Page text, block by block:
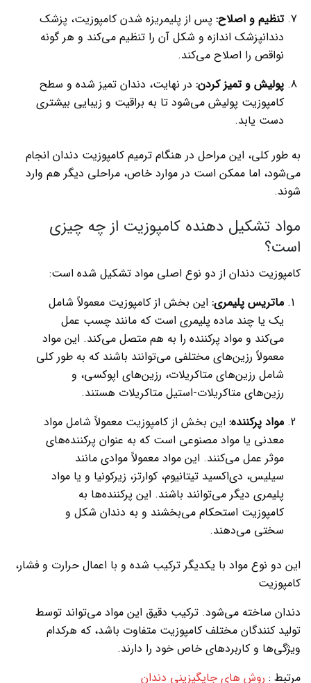
تنظیم و اصلاح: پس از پلیمریزه شدن کامپوزیت، پزشک
دندانپزشک اندازه و شکل آن را تنظیم می‌کند و هر گونه
نواقص را اصلاح می‌کند.
پولیش و تمیز کردن: در نهایت، دندان تمیز شده و سطح
کامپوزیت پولیش می‌شود تا به براقیت و زیبایی بیشتری
دست یابد.
به طور کلی، این مراحل در هنگام ترمیم کامپوزیت دندان انجام
می‌شود، اما ممکن است در موارد خاص، مراحلی دیگر هم وارد
شوند.
مواد تشکیل دهنده کامپوزیت از چه چیزی
است؟
کامپوزیت دندان از دو نوع اصلی مواد تشکیل شده است:
ماتریس پلیمری: این بخش از کامپوزیت معمولاً شامل
یک یا چند ماده پلیمری است که مانند چسب عمل
می‌کند و مواد پرکننده را به هم متصل می‌کند. این مواد
معمولاً رزین‌های مختلفی می‌توانند باشند که به طور کلی
شامل رزین‌های متاکریلات، رزین‌های اپوکسی، و
رزین‌های متاکریلات-استیل متاکریلات هستند.
مواد پرکننده: این بخش از کامپوزیت معمولاً شامل مواد
معدنی یا مواد مصنوعی است که به عنوان پرکننده‌های
موثر عمل می‌کنند. این مواد معمولاً موادی مانند
سیلیس، دی‌اکسید تیتانیوم، کوارتز، زیرکونیا و یا مواد
پلیمری دیگر می‌توانند باشند. این پرکننده‌ها به
کامپوزیت استحکام می‌بخشند و به دندان شکل و
سختی می‌دهند.
این دو نوع مواد با یکدیگر ترکیب شده و با اعمال حرارت و فشار،
کامپوزیت
دندان ساخته می‌شود. ترکیب دقیق این مواد می‌تواند توسط
تولید کنندگان مختلف کامپوزیت متفاوت باشد، که هرکدام
ویژگی‌ها و کاربردهای خاص خود را دارند.
مرتبط : روش های جایگیزینی دندان